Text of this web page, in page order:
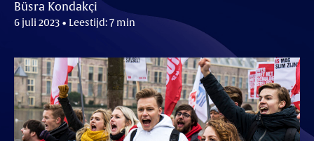
Büsra Kondakçi
6 juli 2023 • Leestijd: 7 min